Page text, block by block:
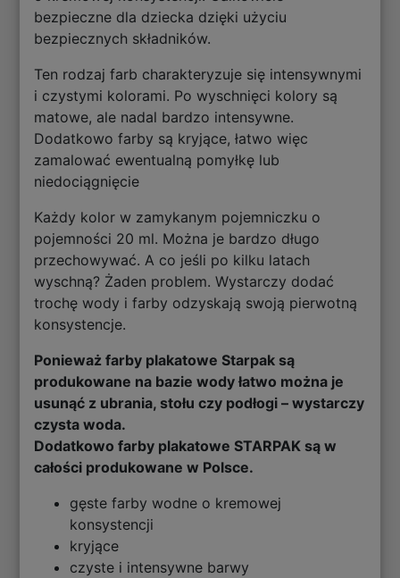
bezpieczne dla dziecka dzięki użyciu
bezpiecznych składników.
Ten rodzaj farb charakteryzuje się intensywnymi
i czystymi kolorami. Po wyschnięci kolory są
matowe, ale nadal bardzo intensywne.
Dodatkowo farby są kryjące, łatwo więc
zamalować ewentualną pomyłkę lub
niedociągnięcie
Każdy kolor w zamykanym pojemniczku o
pojemności 20 ml. Można je bardzo długo
przechowywać. A co jeśli po kilku latach
wyschną? Żaden problem. Wystarczy dodać
trochę wody i farby odzyskają swoją pierwotną
konsystencje.
Ponieważ farby plakatowe Starpak są
produkowane na bazie wody łatwo można je
usunąć z ubrania, stołu czy podłogi – wystarczy
czysta woda.
Dodatkowo farby plakatowe STARPAK są w
całości produkowane w Polsce.
gęste farby wodne o kremowej
konsystencji
kryjące
czyste i intensywne barwy